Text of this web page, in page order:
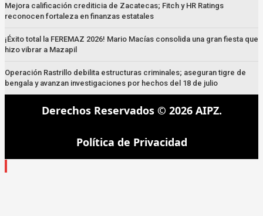
Mejora calificación crediticia de Zacatecas; Fitch y HR Ratings
reconocen fortaleza en finanzas estatales
¡Éxito total la FEREMAZ 2026! Mario Macías consolida una gran fiesta que
hizo vibrar a Mazapil
Operación Rastrillo debilita estructuras criminales; aseguran tigre de
bengala y avanzan investigaciones por hechos del 18 de julio
Derechos Reservados © 2026 AIPZ.
Política de Privacidad